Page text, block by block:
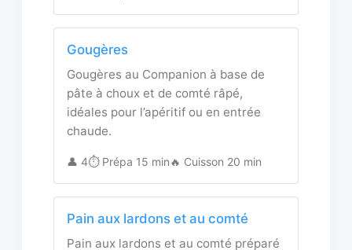
Gougères
Gougères au Companion à base de
pâte à choux et de comté râpé,
idéales pour l’apéritif ou en entrée
chaude.
👤 4⏱️ Prépa 15 min🔥 Cuisson 20 min
Pain aux lardons et au comté
Pain aux lardons et au comté préparé